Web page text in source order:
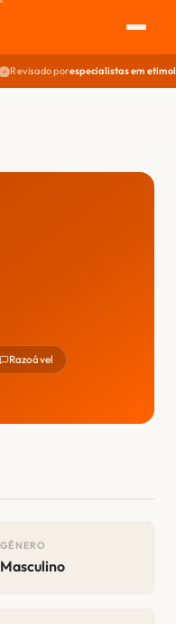
Revisado porespecialistas em
Razoável
GÊNERO
Masculino